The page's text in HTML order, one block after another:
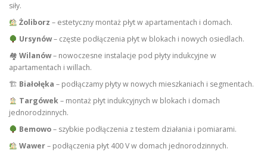
siły.
Żoliborz – estetyczny montaż płyt w apartamentach i domach.
Ursynów– częste podłączenia płyt w blokach i nowych osiedlach.
🏘 Wilanów– nowoczesne instalacje pod płyty indukcyjne w
apartamentach i willach.
🏗 Białołęka – podłączamy płyty w nowych mieszkaniach i segmentach.
Targówek– montaż płyt indukcyjnych w blokach i domach
jednorodzinnych.
Bemowo– szybkie podłączenia z testem działania i pomiarami.
Wawer– podłączenia płyt 400 V w domach jednorodzinnych.